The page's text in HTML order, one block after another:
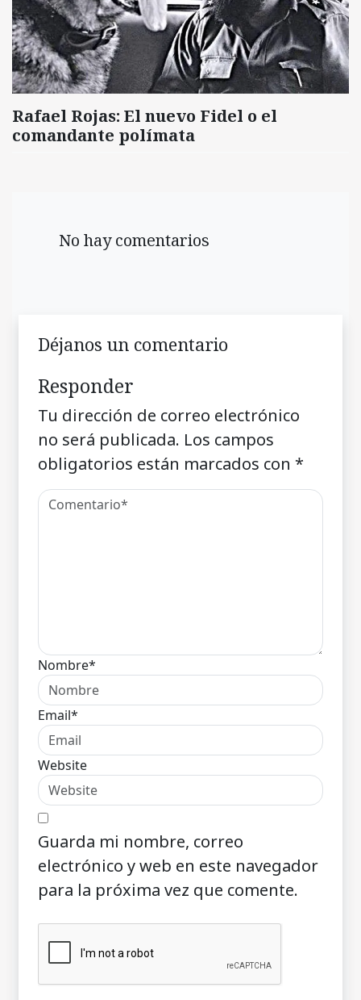
Rafael Rojas: El nuevo Fidel o el
comandante polímata
No hay comentarios
Déjanos un comentario
Responder
Tu dirección de correo electrónico
no será publicada. Los campos
obligatorios están marcados con *
Nombre*
Email*
Website
Guarda mi nombre, correo
electrónico y web en este navegador
para la próxima vez que comente.